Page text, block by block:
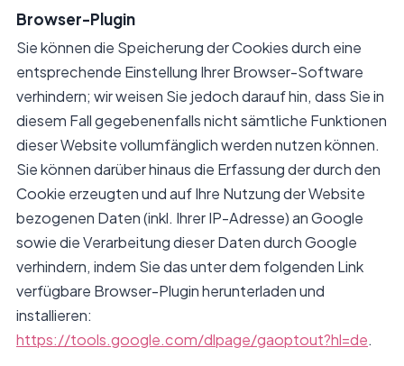
Browser-Plugin
Sie können die Speicherung der Cookies durch eine
entsprechende Einstellung Ihrer Browser-Software
verhindern; wir weisen Sie jedoch darauf hin, dass Sie in
diesem Fall gegebenenfalls nicht sämtliche Funktionen
dieser Website vollumfänglich werden nutzen können.
Sie können darüber hinaus die Erfassung der durch den
Cookie erzeugten und auf Ihre Nutzung der Website
bezogenen Daten (inkl. Ihrer IP-Adresse) an Google
sowie die Verarbeitung dieser Daten durch Google
verhindern, indem Sie das unter dem folgenden Link
verfügbare Browser-Plugin herunterladen und
installieren:
https://tools.google.com/dlpage/gaoptout?hl=de.